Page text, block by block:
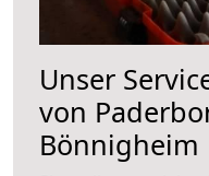
Unser
von
Bönnigheim